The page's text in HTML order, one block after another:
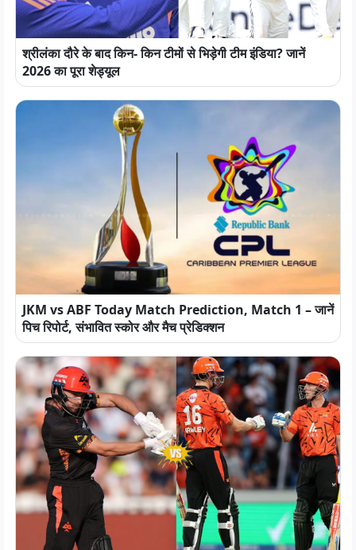
श्रीलंका दौरे के बाद किन- किन टीमों से भिड़ेगी टीम इंडिया? जानें
2026 का पूरा शेड्यूल
JKM vs ABF Today Match Prediction, Match 1 – जानें
पिच रिपोर्ट, संभावित स्कोर और मैच प्रेडिक्शन